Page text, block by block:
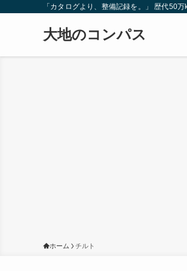
「カタログより、整備記録を。」 歴代50
大地のコンパス
ホーム チルト